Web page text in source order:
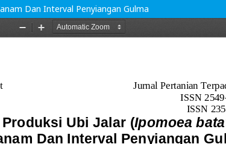
Dan Interval Penyiangan Gulma